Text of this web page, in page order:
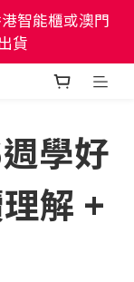
智能櫃或澳門
貨
智能櫃或澳門
貨
折🌟5件75折
智能櫃或澳門
貨
學好
解 +